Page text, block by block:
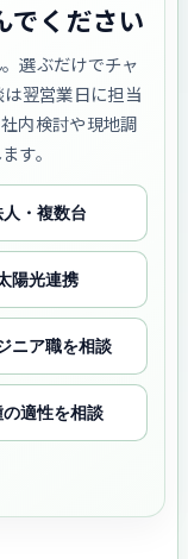
でください
選ぶだけでチャ
翌営業日に担当
内検討や現地調
す。
人・複数台
陽光連携
ニア職を相談
の適性を相談